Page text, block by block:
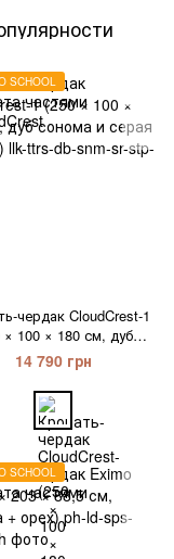
SCHOOL
чердак CloudCrest-1
× 100 × 180 см, дуб
и серая мышка)
14 790 грн
SCHOOL